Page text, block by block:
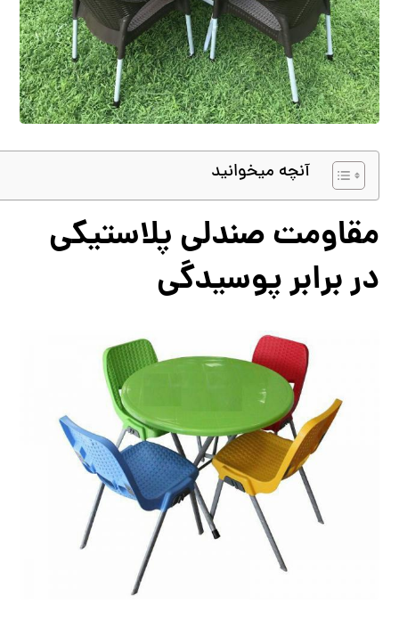
آنچه میخوانید
مقاومت صندلی پلاستیکی
در برابر پوسیدگی